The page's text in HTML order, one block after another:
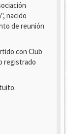
nacido
de reunión
con Club
registrado